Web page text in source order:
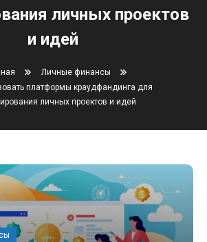
личных проектов
и идей
Личные финансы
платформы краудфандинга для
личных проектов и идей